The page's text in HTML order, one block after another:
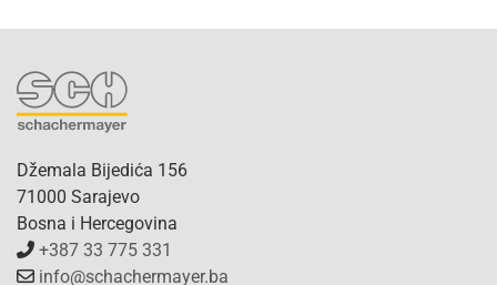
Džemala Bijedića 156
71000 Sarajevo
Bosna i Hercegovina
+387 33 775 331
info@schachermayer.ba